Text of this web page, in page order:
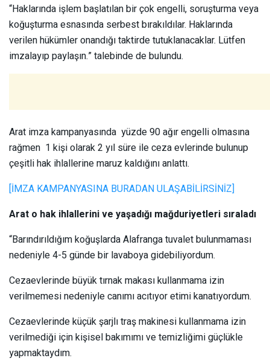
“Haklarında işlem başlatılan bir çok engelli, soruşturma veya
koğuşturma esnasında serbest bırakıldılar. Haklarında
verilen hükümler onandığı taktirde tutuklanacaklar. Lütfen
imzalayıp paylaşın.” talebinde de bulundu.
Arat imza kampanyasında yüzde 90 ağır engelli olmasına
rağmen 1 kişi olarak 2 yıl süre ile ceza evlerinde bulunup
çeşitli hak ihlallerine maruz kaldığını anlattı.
[İMZA KAMPANYASINA BURADAN ULAŞABİLİRSİNİZ]
Arat o hak ihlallerini ve yaşadığı mağduriyetleri sıraladı
“Barındırıldığım koğuşlarda Alafranga tuvalet bulunmaması
nedeniyle 4-5 günde bir lavaboya gidebiliyordum.
Cezaevlerinde büyük tırnak makası kullanmama izin
verilmemesi nedeniyle canımı acıtıyor etimi kanatıyordum.
Cezaevlerinde küçük şarjlı traş makinesi kullanmama izin
verilmediği için kişisel bakımımı ve temizliğimi güçlükle
yapmaktaydım.